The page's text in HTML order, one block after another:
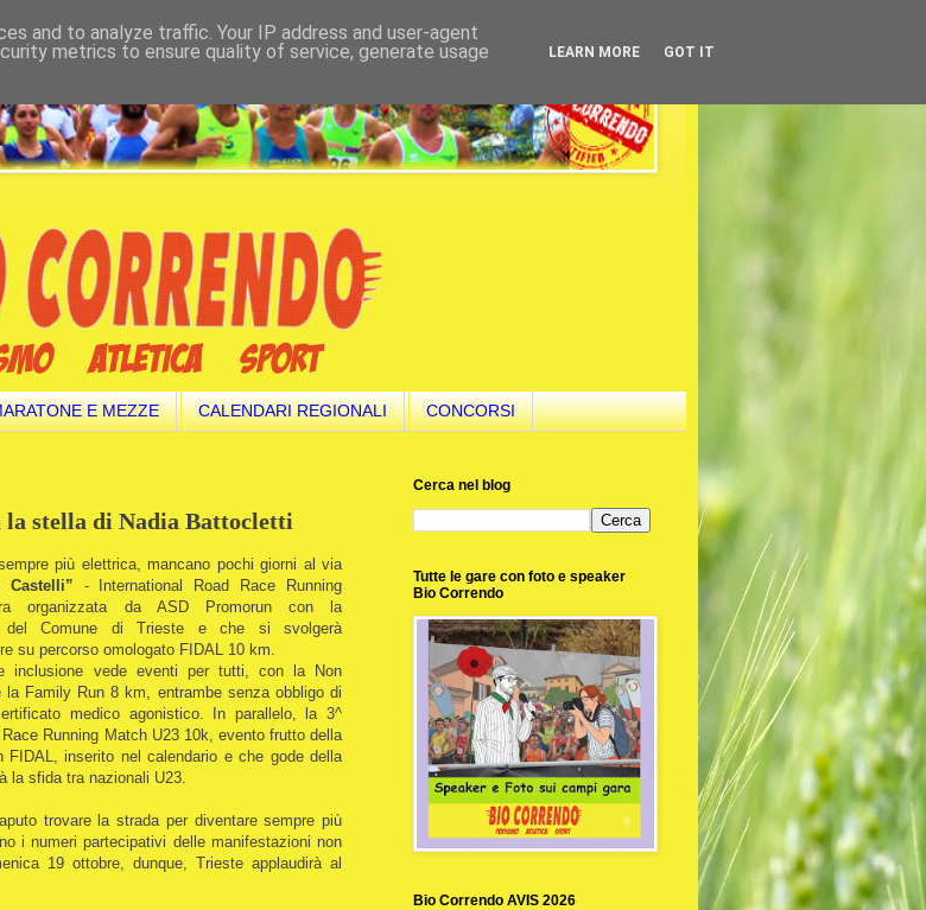
E MEZZE CALENDARI REGIONALI CONCORSI
stella di Nadia Battocletti
più elettrica, mancano pochi giorni al via
Castelli” - International Road Race Running
organizzata da ASD Promorun con la
del Comune di Trieste e che si svolgerà
su percorso omologato FIDAL 10 km.
inclusione vede eventi per tutti, con la Non
la Family Run 8 km, entrambe senza obbligo di
medico agonistico. In parallelo, la 3^
Race Running Match U23 10k, evento frutto della
FIDAL, inserito nel calendario e che gode della
la sfida tra nazionali U23.
trovare la strada per diventare sempre più
i numeri partecipativi delle manifestazioni non
19 ottobre, dunque, Trieste applaudirà al
Cerca nel blog
Tutte le gare con foto e speaker
Bio Correndo
Bio Correndo AVIS 2026
and to analyze traffic. Your IP address and user-agent
metrics to ensure quality of service, generate usage
LEARN MORE GOT IT